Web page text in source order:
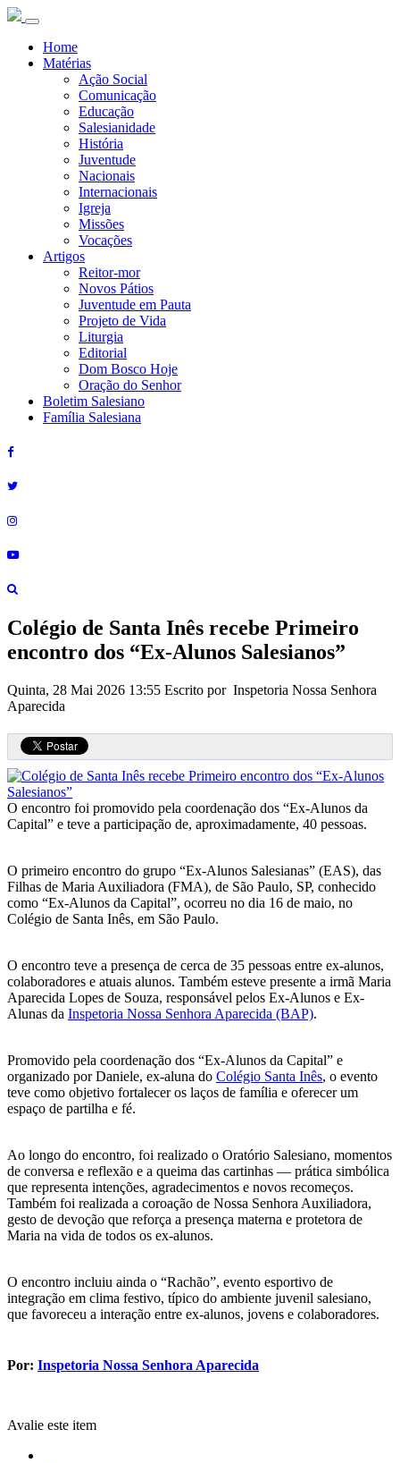
Home
Matérias
Ação Social
Comunicação
Educação
Salesianidade
História
Juventude
Nacionais
Internacionais
Igreja
Missões
Vocações
Artigos
Reitor-mor
Novos Pátios
Juventude em Pauta
Projeto de Vida
Liturgia
Editorial
Dom Bosco Hoje
Oração do Senhor
Boletim Salesiano
Família Salesiana
Colégio de Santa Inês recebe Primeiro
encontro dos “Ex-Alunos Salesianos”
Quinta, 28 Mai 2026 13:55 Escrito por Inspetoria Nossa Senhora
Aparecida
O encontro foi promovido pela coordenação dos “Ex-Alunos da
Capital” e teve a participação de, aproximadamente, 40 pessoas.
O primeiro encontro do grupo “Ex-Alunos Salesianas” (EAS), das
Filhas de Maria Auxiliadora (FMA), de São Paulo, SP, conhecido
como “Ex-Alunos da Capital”, ocorreu no dia 16 de maio, no
Colégio de Santa Inês, em São Paulo.
O encontro teve a presença de cerca de 35 pessoas entre ex-alunos,
colaboradores e atuais alunos. Também esteve presente a irmã Maria
Aparecida Lopes de Souza, responsável pelos Ex-Alunos e Ex-
Alunas da Inspetoria Nossa Senhora Aparecida (BAP).
Promovido pela coordenação dos “Ex-Alunos da Capital” e
organizado por Daniele, ex-aluna do Colégio Santa Inês, o evento
teve como objetivo fortalecer os laços de família e oferecer um
espaço de partilha e fé.
Ao longo do encontro, foi realizado o Oratório Salesiano, momentos
de conversa e reflexão e a queima das cartinhas — prática simbólica
que representa intenções, agradecimentos e novos recomeços.
Também foi realizada a coroação de Nossa Senhora Auxiliadora,
gesto de devoção que reforça a presença materna e protetora de
Maria na vida de todos os ex-alunos.
O encontro incluiu ainda o “Rachão”, evento esportivo de
integração em clima festivo, típico do ambiente juvenil salesiano,
que favoreceu a interação entre ex-alunos, jovens e colaboradores.
Por: Inspetoria Nossa Senhora Aparecida
Avalie este item